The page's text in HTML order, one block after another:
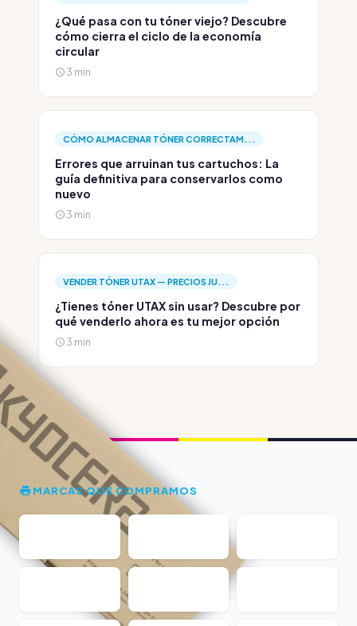
¿Qué pasa con tu tóner viejo? Descubre
cómo cierra el ciclo de la economía
circular
3 min
CÓMO ALMACENAR TÓNER CORRECTAM...
Errores que arruinan tus cartuchos: La
guía definitiva para conservarlos como
nuevo
3 min
VENDER TÓNER UTAX — PRECIOS JU...
¿Tienes tóner UTAX sin usar? Descubre por
qué venderlo ahora es tu mejor opción
3 min
MARCAS QUE COMPRAMOS